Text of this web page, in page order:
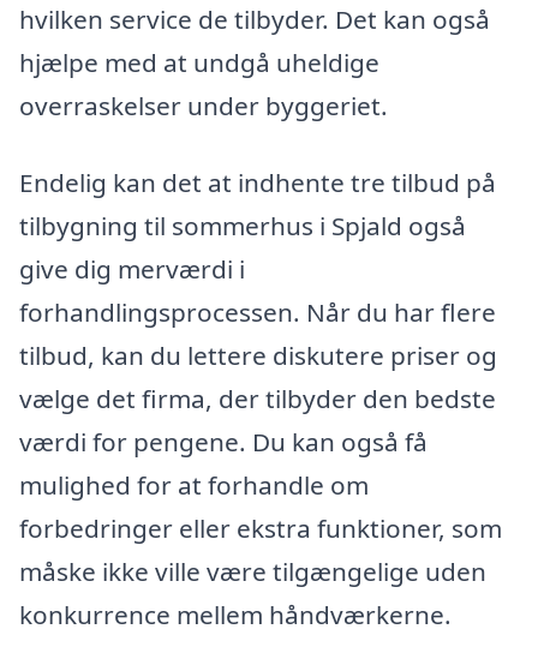
hvilken service de tilbyder. Det kan også
hjælpe med at undgå uheldige
overraskelser under byggeriet.
Endelig kan det at indhente tre tilbud på
tilbygning til sommerhus i Spjald også
give dig merværdi i
forhandlingsprocessen. Når du har flere
tilbud, kan du lettere diskutere priser og
vælge det firma, der tilbyder den bedste
værdi for pengene. Du kan også få
mulighed for at forhandle om
forbedringer eller ekstra funktioner, som
måske ikke ville være tilgængelige uden
konkurrence mellem håndværkerne.